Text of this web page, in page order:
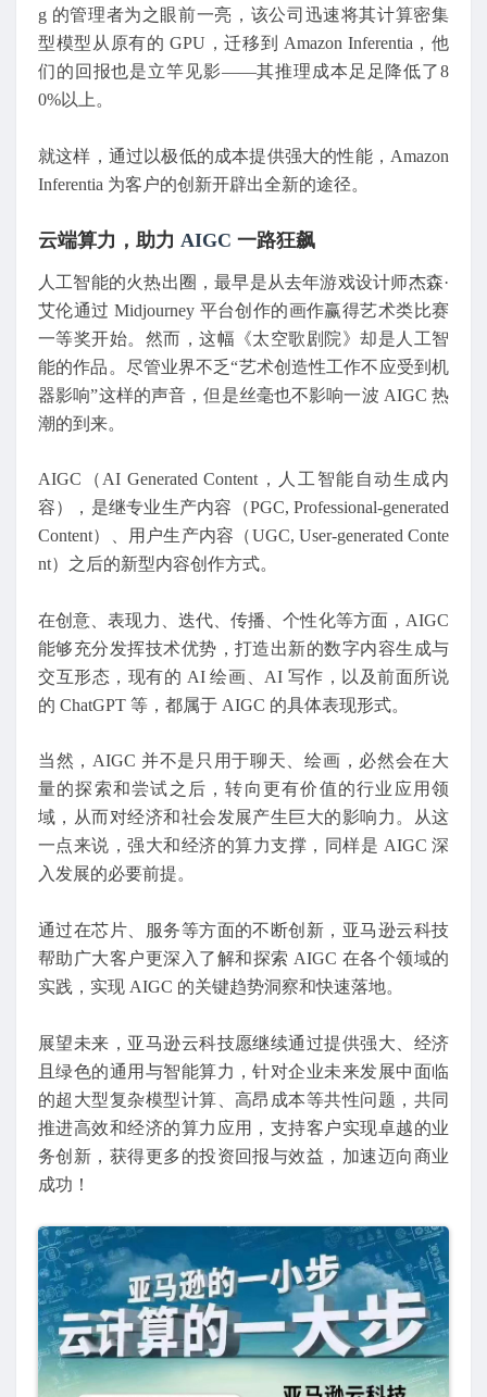
g 的管理者为之眼前一亮，该公司迅速将其计算密集
型模型从原有的 GPU，迁移到 Amazon Inferentia，他
们的回报也是立竿见影——其推理成本足足降低了8
0%以上。
就这样，通过以极低的成本提供强大的性能，Amazon
Inferentia 为客户的创新开辟出全新的途径。
云端算力，助力 AIGC 一路狂飙
人工智能的火热出圈，最早是从去年游戏设计师杰森·
艾伦通过 Midjourney 平台创作的画作赢得艺术类比赛
一等奖开始。然而，这幅《太空歌剧院》却是人工智
能的作品。尽管业界不乏“艺术创造性工作不应受到机
器影响”这样的声音，但是丝毫也不影响一波 AIGC 热
潮的到来。
AIGC（AI Generated Content，人工智能自动生成内
容），是继专业生产内容（PGC, Professional-generated
Content）、用户生产内容（UGC, User-generated Conte
nt）之后的新型内容创作方式。
在创意、表现力、迭代、传播、个性化等方面，AIGC
能够充分发挥技术优势，打造出新的数字内容生成与
交互形态，现有的 AI 绘画、AI 写作，以及前面所说
的 ChatGPT 等，都属于 AIGC 的具体表现形式。
当然，AIGC 并不是只用于聊天、绘画，必然会在大
量的探索和尝试之后，转向更有价值的行业应用领
域，从而对经济和社会发展产生巨大的影响力。从这
一点来说，强大和经济的算力支撑，同样是 AIGC 深
入发展的必要前提。
通过在芯片、服务等方面的不断创新，亚马逊云科技
帮助广大客户更深入了解和探索 AIGC 在各个领域的
实践，实现 AIGC 的关键趋势洞察和快速落地。
展望未来，亚马逊云科技愿继续通过提供强大、经济
且绿色的通用与智能算力，针对企业未来发展中面临
的超大型复杂模型计算、高昂成本等共性问题，共同
推进高效和经济的算力应用，支持客户实现卓越的业
务创新，获得更多的投资回报与效益，加速迈向商业
成功！